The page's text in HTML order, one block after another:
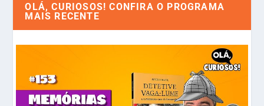
OLÁ, CURIOSOS! CONFIRA O PROGRAMA
MAIS RECENTE